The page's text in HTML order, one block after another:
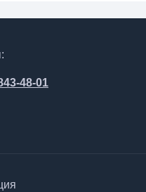
48-01